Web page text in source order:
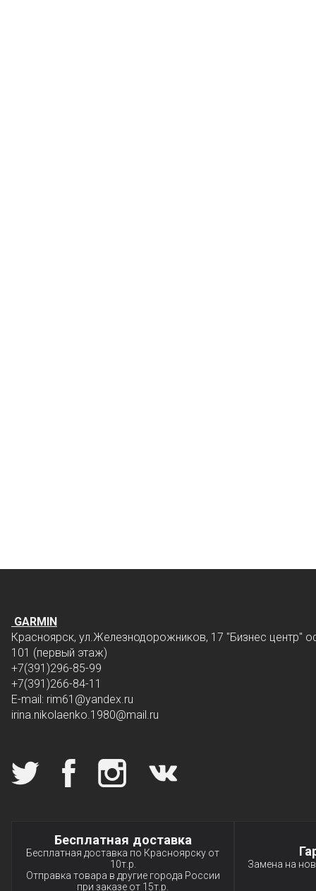
GARMIN
Красноярск, ул.Железнодорожников, 17 "Бизнес центр"
101 (первый этаж)
+7(391)296-85-99
+7(391)266-84-11
E-mail: rim61 @yandex.ru
irina.nikolaenko.1980@mail.ru
Мы в социальных сетях
Специальные условия
Бесплатная доставка
Бесплатная доставка по Красноярску от
10т.р.
Отправка товара в другие города России
при заказе от 15т.р.
Замена на